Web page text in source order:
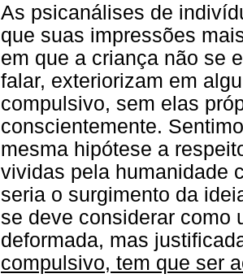
As psicanálises de
que suas impressões
em que a criança não se
falar, exteriorizam em
compulsivo, sem elas
conscientemente.
mesma hipótese a
vividas pela humanidade
seria o surgimento da
se deve considerar como
deformada, mas
compulsivo, tem que ser